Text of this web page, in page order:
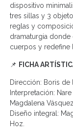
dispositivo
tres sillas y 3
reglas y
dramaturgia
cuerpos y redefine
📌 FICHA
Dirección: Boris de
Interpretación:
Magdalena
Diseño integral:
Hoz.